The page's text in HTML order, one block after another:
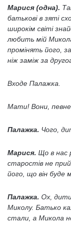
Марися (одна).
батькові в зяті
широкім світі
любить мій
промінять його,
ніж заміж за
Входе Палажка.
Мати! Вони,
Палажка. Чого,
Марися. Що в нас
старостів не
його, що він буде
Палажка. Ох,
Миколу. Батько
стали, а Микола